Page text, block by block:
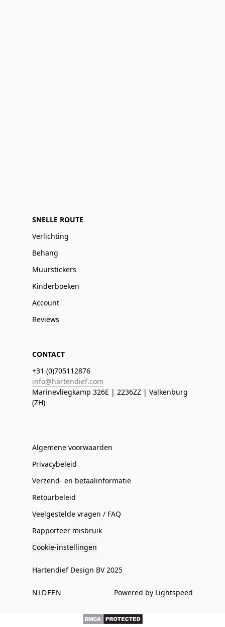
SNELLE ROUTE
Verlichting
Behang
Muurstickers
Kinderboeken
Account
Reviews
CONTACT
+31 (0)705112876
info@hartendief.com
Marinevliegkamp 326E | 2236ZZ | Valkenburg
(ZH)
Algemene voorwaarden
Privacybeleid
Verzend- en betaalinformatie
Retourbeleid
Veelgestelde vragen / FAQ
Rapporteer misbruik
Cookie-instellingen
Hartendief Design BV 2025
NLDEEN Powered by Lightspeed